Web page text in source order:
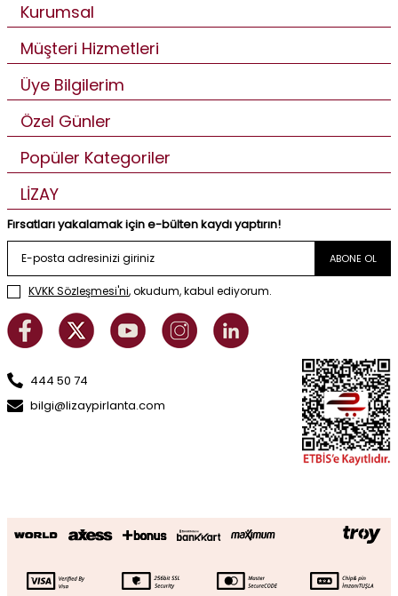
Kurumsal
Müşteri Hizmetleri
Üye Bilgilerim
Özel Günler
Popüler Kategoriler
LİZAY
Fırsatları yakalamak için e-bülten kaydı yaptırın!
ABONE OL
KVKK Sözleşmesi'ni, okudum, kabul ediyorum.
444 50 74
bilgi@lizaypirlanta.com